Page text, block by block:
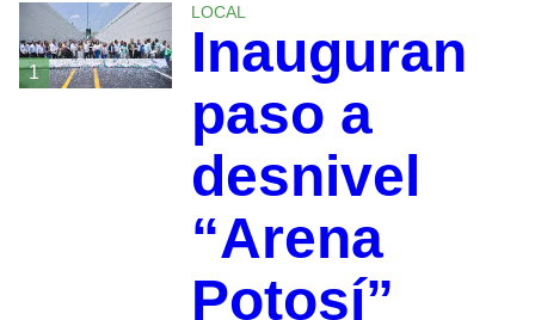
1
LOCAL
Inauguran
paso a
desnivel
“Arena
Potosí”